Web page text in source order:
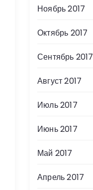
Ноябрь 2017
Октябрь 2017
Сентябрь 2017
Август 2017
Июль 2017
Июнь 2017
Май 2017
Апрель 2017